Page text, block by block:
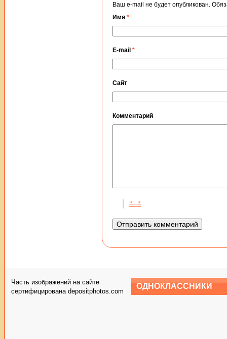
Ваш e-mail не будет опубликован.
Имя *
E-mail *
Сайт
Комментарий
Часть изображений на сайте
сертифицирована depositphotos.com
ОДНОКЛАССНИКИ